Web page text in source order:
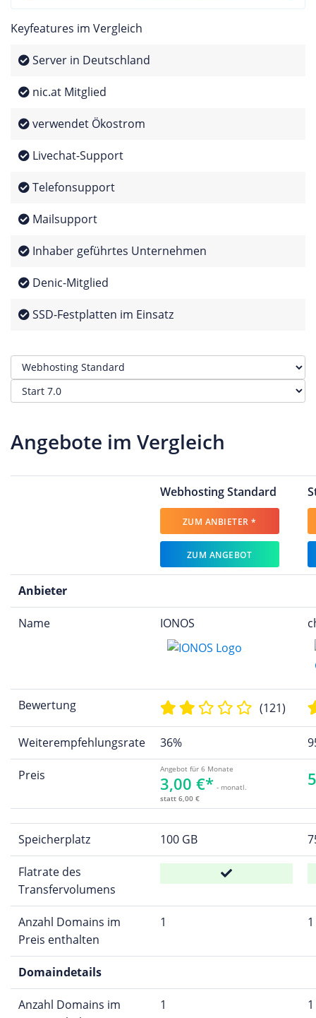
Keyfeatures im Vergleich
Server in Deutschland
nic.at Mitglied
verwendet Ökostrom
Livechat-Support
Telefonsupport
Mailsupport
Inhaber geführtes Unternehmen
Denic-Mitglied
SSD-Festplatten im Einsatz
Angebote im Vergleich
Webhosting Standard
ZUM ANBIETER *
ZUM ANGEBOT
Anbieter
Name IONOS
Bewertung (121)
Weiterempfehlungsrate 36%
Preis Angebot für 6 Monate
3,00 €* - monatl.
statt 6,00 €
Speicherplatz 100 GB
Flatrate des
Transfervolumens
Anzahl Domains im
Preis enthalten
1 1
Domaindetails
Anzahl Domains im
1 1